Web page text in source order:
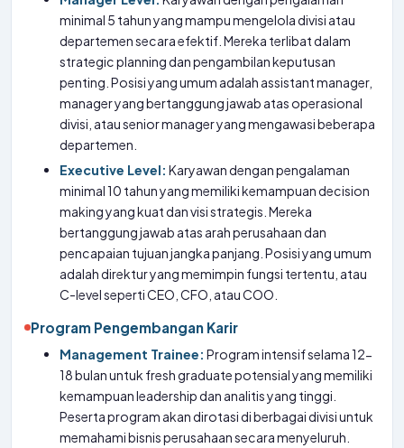
minimal 5 tahun yang mampu mengelola divisi atau
departemen secara efektif. Mereka terlibat dalam
strategic planning dan pengambilan keputusan
penting. Posisi yang umum adalah assistant manager,
manager yang bertanggung jawab atas operasional
divisi, atau senior manager yang mengawasi beberapa
departemen.
Executive Level: Karyawan dengan pengalaman
minimal 10 tahun yang memiliki kemampuan decision
making yang kuat dan visi strategis. Mereka
bertanggung jawab atas arah perusahaan dan
pencapaian tujuan jangka panjang. Posisi yang umum
adalah direktur yang memimpin fungsi tertentu, atau
C-level seperti CEO, CFO, atau COO.
Program Pengembangan Karir
Management Trainee: Program intensif selama 12-
18 bulan untuk fresh graduate potensial yang memiliki
kemampuan leadership dan analitis yang tinggi.
Peserta program akan dirotasi di berbagai divisi untuk
memahami bisnis perusahaan secara menyeluruh.